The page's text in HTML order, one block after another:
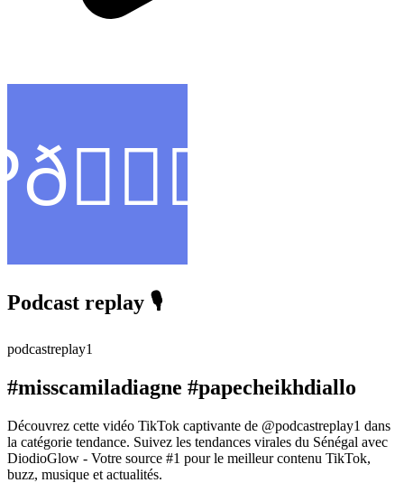
Podcast replay 🎙️
podcastreplay1
#misscamiladiagne #papecheikhdiallo
Découvrez cette vidéo TikTok captivante de @podcastreplay1 dans
la catégorie tendance. Suivez les tendances virales du Sénégal avec
DiodioGlow - Votre source #1 pour le meilleur contenu TikTok,
buzz, musique et actualités.